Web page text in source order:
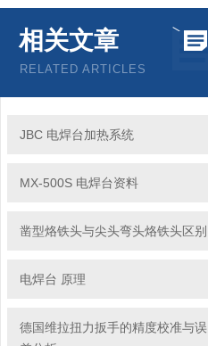
相关文章
RELATED ARTICLES
JBC 电焊台加热系统
MX-500S 电焊台资料
凿型烙铁头与尖头弯头烙铁头区别
电焊台 原理
德国维拉扭力扳手的精度校准与误